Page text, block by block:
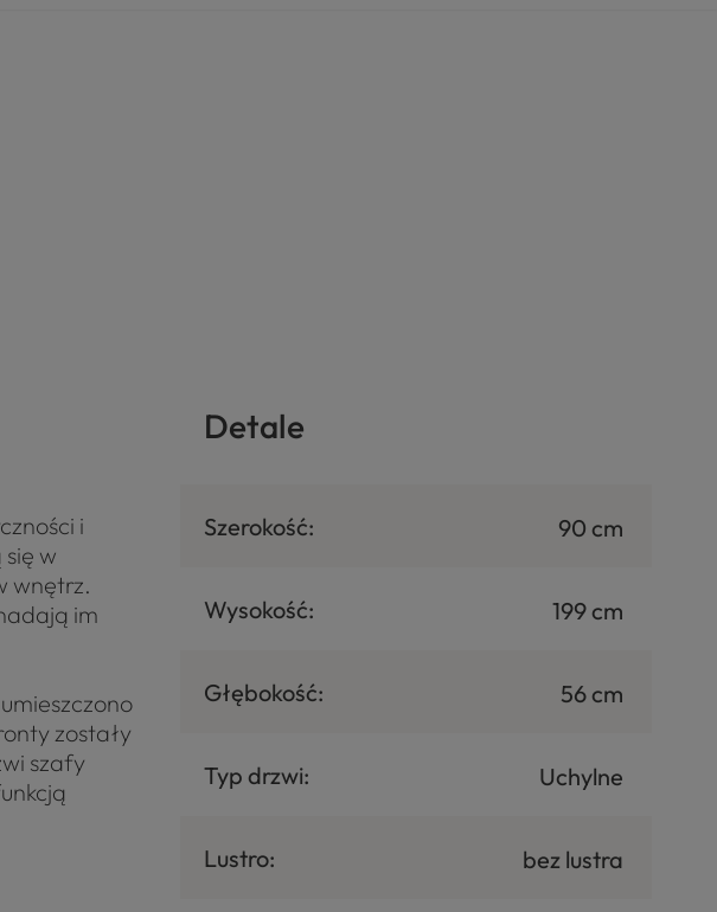
i
w
wnętrz.
im
zostały
szafy
Detale
Szerokość: 90 cm
Wysokość: 199 cm
Głębokość: 56 cm
Typ drzwi: Uchylne
Lustro: bez lustra